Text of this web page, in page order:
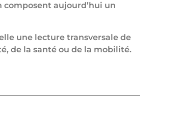
aujourd’hui un
une lecture transversale de
de la santé ou de la mobilité.